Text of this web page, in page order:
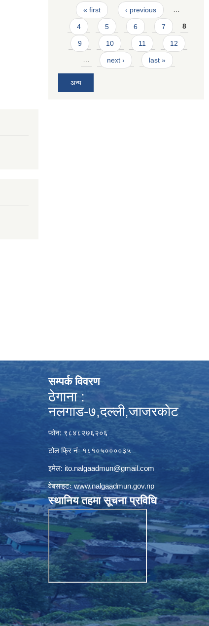
Pages
« first ‹ previous …
4 5 6 7 8
9 10 11 12
… next › last »
अन्य
सम्पर्क विवरण
ठेगाना :
नलगाड-७,दल्ली,जाजरकाेट
फोन: ९८४८२७६२०६
टोल फ्रि नंः १८१०५००००३५
इमेल: ito.nalgaadmun@gmail.com
वेबसाइटःwww.nalgaadmun.gov.np
स्थानिय तहमा सूचना प्रविधि